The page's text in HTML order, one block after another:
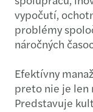
vypočutí,
problémy
náročných
Efektívny
preto nie je len
Predstavuje